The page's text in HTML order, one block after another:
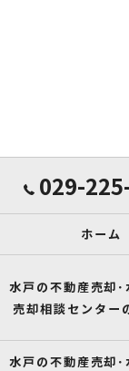
029-
ホーム
水戸の不動産売却･
売却相談センター
水戸の不動産売却･